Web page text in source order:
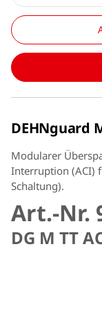
DEHNguard
Modularer
Interruption (ACI)
Schaltung).
Art.-Nr.
DG M TT